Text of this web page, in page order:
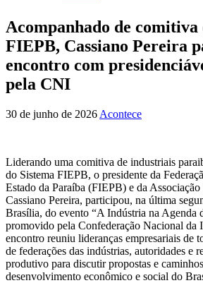
Acompanhado de comitiva
FIEPB, Cassiano Pereira
encontro com
pela CNI
30 de junho de 2026 Acontece
Liderando uma comitiva de industriais
do Sistema FIEPB, o presidente da
Estado da Paraíba (FIEPB) e da
Cassiano Pereira, participou, na última
Brasília, do evento “A Indústria na Agenda
promovido pela Confederação Nacional da
encontro reuniu lideranças empresariais de
de federações das indústrias, autoridades e
produtivo para discutir propostas e
desenvolvimento econômico e social do